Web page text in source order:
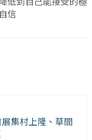
信
集村上隆、草間